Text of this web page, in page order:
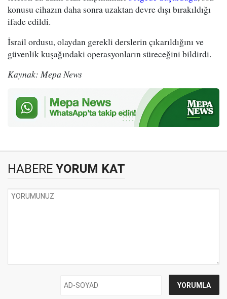
konusu cihazın daha sonra uzaktan devre dışı bırakıldığı
ifade edildi.
İsrail ordusu, olaydan gerekli derslerin çıkarıldığını ve
güvenlik kuşağındaki operasyonların süreceğini bildirdi.
Kaynak: Mepa News
HABERE YORUM KAT